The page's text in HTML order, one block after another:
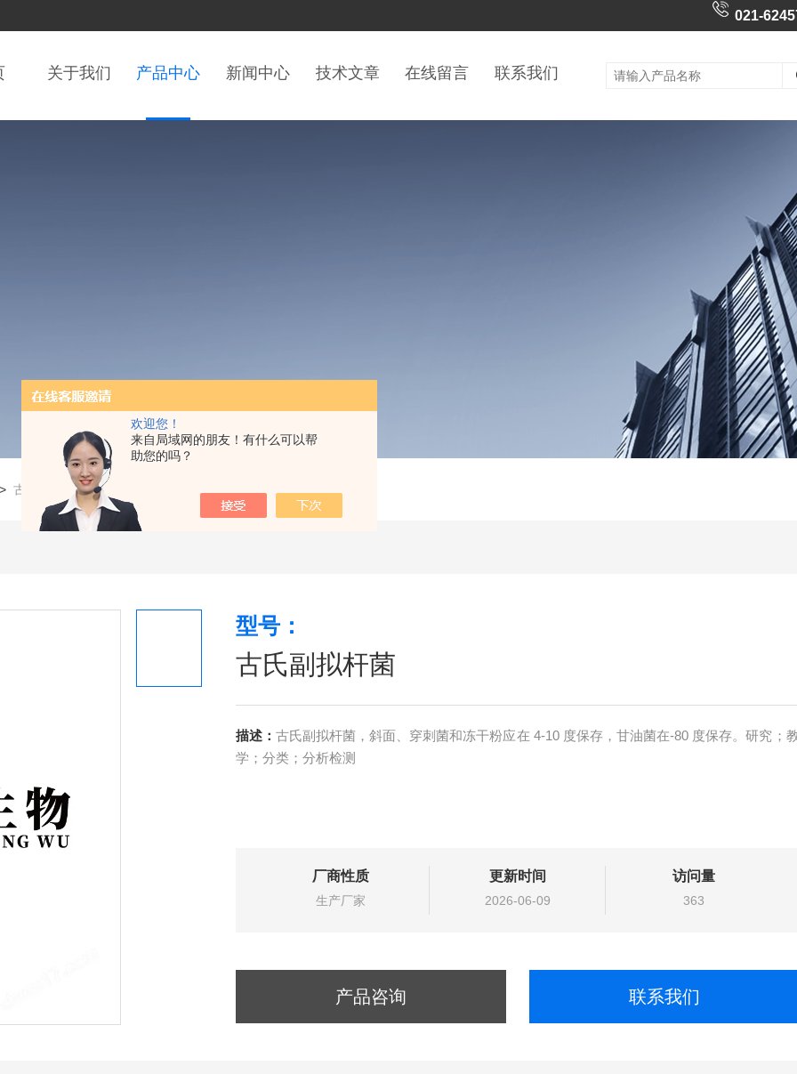
欢迎您！
来自局域网的朋友！有什么可以帮
助您的吗？
021-
关于我们 产品中心 新闻中心 技术文章 在线留言 联系我们
古氏副拟杆菌
型号：
古氏副拟杆菌
描述： 古氏副拟杆菌，斜面、穿刺菌和冻干粉应在 4-10 度保存，甘油菌在-80 度保存。研究；
学；分类；分析检测
厂商性质
生产厂家
更新时间
2026-06-09
访问量
363
产品咨询 联系我们